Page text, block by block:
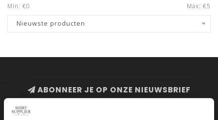
Min: €0 Max: €5
Nieuwste producten
ABONNEER JE OP ONZE NIEUWSBRIEF